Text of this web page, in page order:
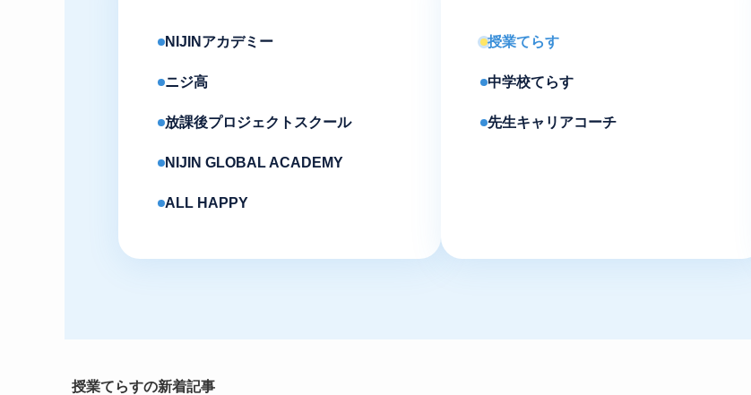
NIJINアカデミー
ニジ高
放課後プロジェクトスクール
NIJIN GLOBAL ACADEMY
ALL HAPPY
授業てらす
中学校てらす
先生キャリアコーチ
授業てらすの新着記事